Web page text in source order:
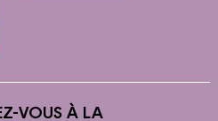
VOUS À LA